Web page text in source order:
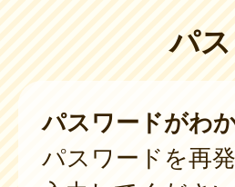
パ
パスワードがわ
パスワードを再